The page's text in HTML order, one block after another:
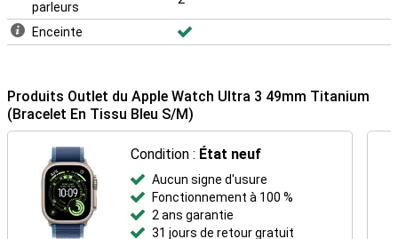
parleurs
Enceinte
Produits Outlet du Apple Watch Ultra 3 49mm Titanium
(Bracelet En Tissu Bleu S/M)
Condition : État neuf
Aucun signe d'usure
Fonctionnement à 100 %
2 ans garantie
31 jours de retour gratuit